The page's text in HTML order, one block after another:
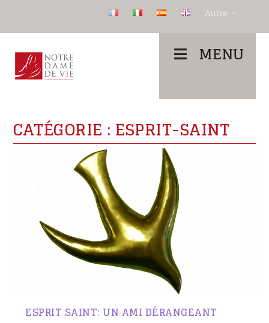
Autre
MENU
CATÉGORIE : ESPRIT-SAINT
ESPRIT SAINT: UN AMI DÉRANGEANT